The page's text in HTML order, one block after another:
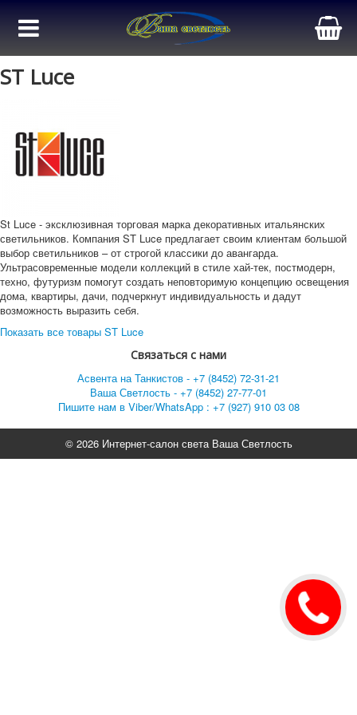
ST Luce
St Luce - эксклюзивная торговая марка декоративных итальянских
светильников. Компания ST Luce предлагает своим клиентам большой
выбор светильников – от строгой классики до авангарда.
Ультрасовременные модели коллекций в стиле хай-тек, постмодерн,
техно, футуризм помогут создать неповторимую концепцию освещения
дома, квартиры, дачи, подчеркнут индивидуальность и дадут
возможность выразить себя.
Показать все товары ST Luce
Связаться с нами
Асвента на Танкистов - +7 (8452) 72-31-21
Ваша Светлость - +7 (8452) 27-77-01
Пишите нам в Viber/WhatsApp : +7 (927) 910 03 08
© 2026 Интернет-салон света Ваша Светлость